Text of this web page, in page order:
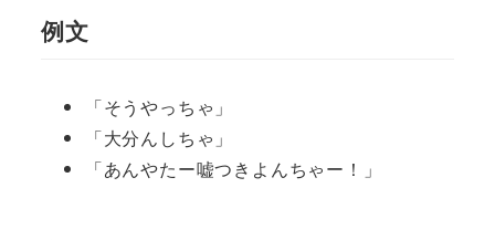
例文
「そうやっちゃ」
「大分んしちゃ」
「あんやたー嘘つきよんちゃー！」